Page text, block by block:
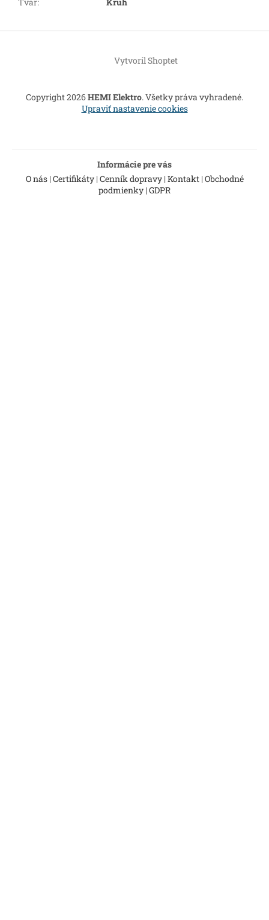
Vytvoril Shoptet
Copyright 2026HEMI Elektro. Všetky práva vyhradené.
Upraviť nastavenie cookies
Informácie pre vás
O nás| Certifikáty| Cenník dopravy| Kontakt| Obchodné
podmienky | GDPR